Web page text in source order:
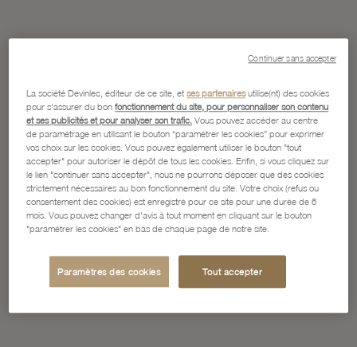
La société Devinlec, éditeur de ce site, etses partenairesutilise(nt) des cookies
pour s'assurer du bonfonctionnement du site, pour personnaliser son contenu
et ses publicités et pour analyser son trafic. Vous pouvez accéder au centre
de paramétrage en utilisant le bouton “paramétrer les cookies” pour exprimer
vos choix sur les cookies. Vous pouvez également utiliser le bouton "tout
accepter" pour autoriser le dépôt de tous les cookies. Enfin, si vous cliquez sur
le lien "continuer sans accepter", nous ne pourrons déposer que des cookies
strictement nécessaires au bon fonctionnement du site. Votre choix (refus ou
consentement des cookies) est enregistré pour ce site pour une durée de 6
mois. Vous pouvez changer d'avis à tout moment en cliquant sur le bouton
"paramétrer les cookies" en bas de chaque page de notre site.
Paramètres des cookies Tout accepter
Continuer sans accepter